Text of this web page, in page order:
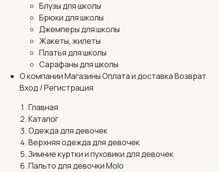
Блузы для школы
Брюки для школы
Джемперы для школы
Жакеты, жилеты
Платья для школы
Сарафаны для школы
О компанииМагазиныОплата и доставкаВозврат
Вход / Регистрация
Главная
Каталог
Одежда для девочек
Верхняя одежда для девочек
Зимние куртки и пуховики для девочек
Пальто для девочки Molo